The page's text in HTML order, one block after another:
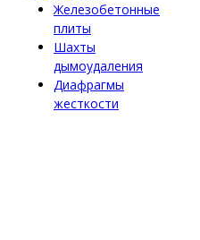
Железобетонные
плиты
Шахты
дымоудаления
Диафрагмы
жесткости